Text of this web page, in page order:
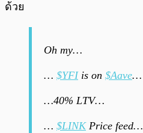
ด้วย
Oh my…
… $YFIis on $Aave…
…40% LTV…
… $LINKPrice feed…